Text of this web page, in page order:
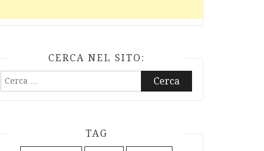
CERCA NEL SITO:
Ricerca
TAG